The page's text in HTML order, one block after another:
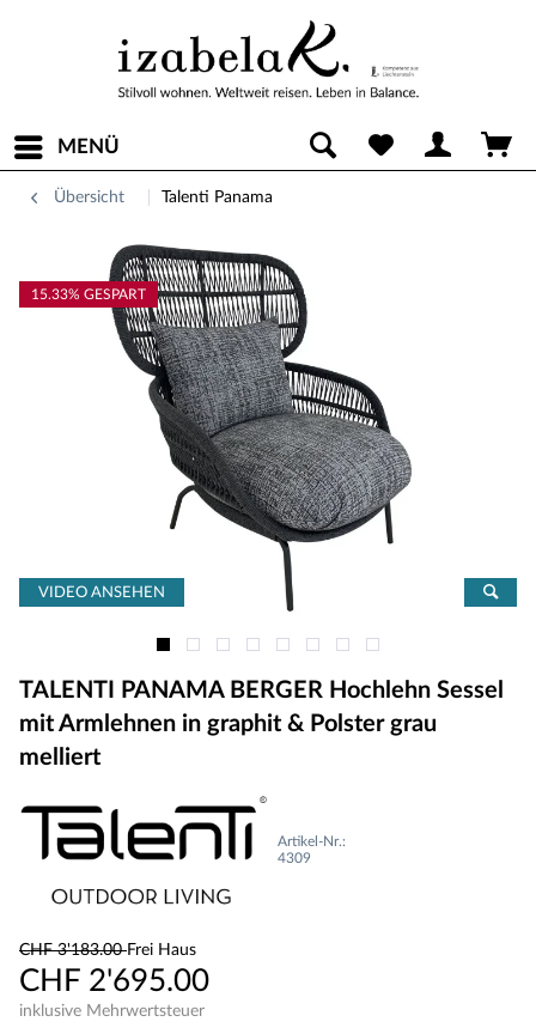
MENÜ
Übersicht Talenti Panama
15.33% GESPART
VIDEO ANSEHEN
TALENTI PANAMA BERGER Hochlehn Sessel
mit Armlehnen in graphit & Polster grau
melliert
Artikel-Nr.:
4309
CHF 3'183.00Frei Haus
CHF 2'695.00
inklusive Mehrwertsteuer